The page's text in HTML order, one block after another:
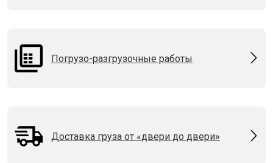
Погрузо-разгрузочные работы
Доставка груза от «двери до двери»